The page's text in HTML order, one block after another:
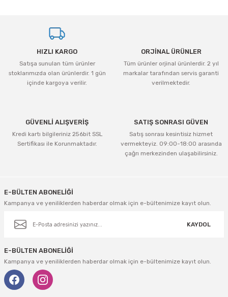
HIZLI KARGO
Satışa sunulan tüm ürünler
stoklarımızda olan ürünlerdir. 1 gün
içinde kargoya verilir.
ORJİNAL ÜRÜNLER
Tüm ürünler orjinal ürünlerdir. 2 yıl
markalar tarafından servis garanti
verilmektedir.
GÜVENLİ ALIŞVERİŞ
Kredi kartı bilgileriniz 256bit SSL
Sertifikası ile Korunmaktadır.
SATIŞ SONRASI GÜVEN
Satış sonrası kesintisiz hizmet
vermekteyiz. 09:00-18:00 arasında
çağrı merkezinden ulaşabilirsiniz.
E-BÜLTEN ABONELİĞİ
Kampanya ve yeniliklerden haberdar olmak için e-bültenimize kayıt olun.
KAYDOL
E-BÜLTEN ABONELİĞİ
Kampanya ve yeniliklerden haberdar olmak için e-bültenimize kayıt olun.